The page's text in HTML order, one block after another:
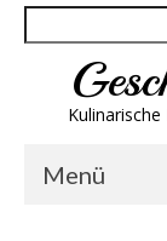
Suchen
Menü